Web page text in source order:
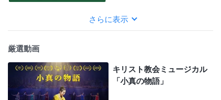
さらに表示
厳選動画
キリスト教会ミュージカル
「小真の物語」